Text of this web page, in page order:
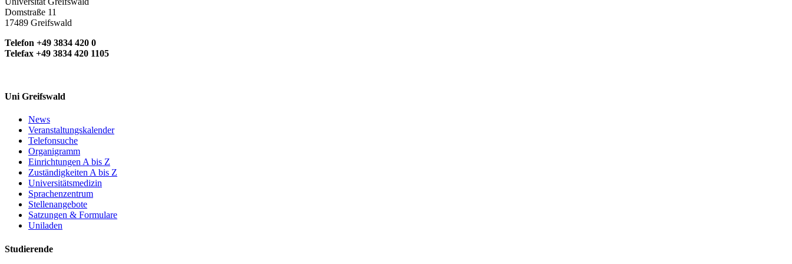
Domstraße 11
17489 Greifswald
Telefon +49 3834 420 0
Telefax +49 3834 420 1105
Uni Greifswald
News
Veranstaltungskalender
Telefonsuche
Organigramm
Einrichtungen A bis Z
Zuständigkeiten A bis Z
Universitätsmedizin
Sprachenzentrum
Stellenangebote
Satzungen & Formulare
Uniladen
Studierende